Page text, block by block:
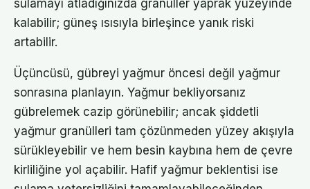
sulamayı atladığınızda granüller yaprak yüzeyinde
kalabilir; güneş ısısıyla birleşince yanık riski
artabilir.
Üçüncüsü, gübreyi yağmur öncesi değil yağmur
sonrasına planlayın. Yağmur bekliyorsanız
gübrelemek cazip görünebilir; ancak şiddetli
yağmur granülleri tam çözünmeden yüzey akışıyla
sürükleyebilir ve hem besin kaybına hem de çevre
kirliliğine yol açabilir. Hafif yağmur beklentisi ise